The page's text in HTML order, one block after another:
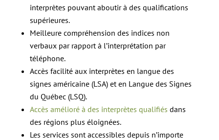
interprètes pouvant aboutir à des qualifications
supérieures.
Meilleure compréhension des indices non
verbaux par rapport à l’interprétation par
téléphone.
Accès facilité aux interprètes en langue des
signes américaine (LSA) et en Langue des Signes
du Québec (LSQ).
Accès amélioré à des interprètes qualifiés dans
des régions plus éloignées.
Les services sont accessibles depuis n’importe